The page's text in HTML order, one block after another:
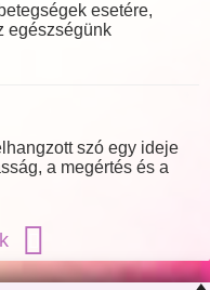
esetére,
egészségünk
szó egy ideje
a megértés és a